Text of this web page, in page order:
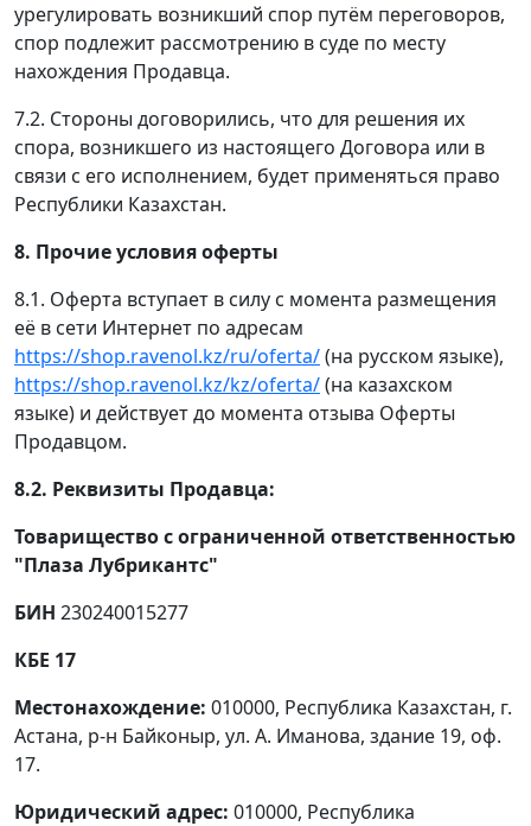
урегулировать возникший спор путём переговоров,
спор подлежит рассмотрению в суде по месту
нахождения Продавца.
7.2. Стороны договорились, что для решения их
спора, возникшего из настоящего Договора или в
связи с его исполнением, будет применяться право
Республики Казахстан.
8. Прочие условия оферты
8.1. Оферта вступает в силу с момента размещения
её в сети Интернет по адресам
https://shop.ravenol.kz/ru/oferta/(на русском языке),
https://shop.ravenol.kz/kz/oferta/(на казахском
языке) и действует до момента отзыва Оферты
Продавцом.
8.2. Реквизиты Продавца:
Товарищество с ограниченной ответственностью
"Плаза Лубрикантс"
БИН 230240015277
КБЕ 17
Местонахождение: 010000, Республика Казахстан, г.
Астана, р-н Байконыр, ул. А. Иманова, здание 19, оф.
17.
Юридический адрес: 010000, Республика